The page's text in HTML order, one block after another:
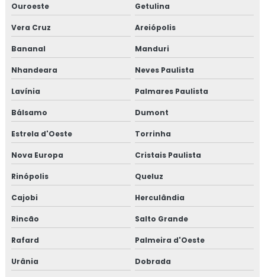
Ouroeste Getulina
Vera Cruz Areiópolis
Bananal Manduri
Nhandeara Neves Paulista
Lavínia Palmares Paulista
Bálsamo Dumont
Estrela d'Oeste Torrinha
Nova Europa Cristais Paulista
Rinópolis Queluz
Cajobi Herculândia
Rincão Salto Grande
Rafard Palmeira d'Oeste
Urânia Dobrada